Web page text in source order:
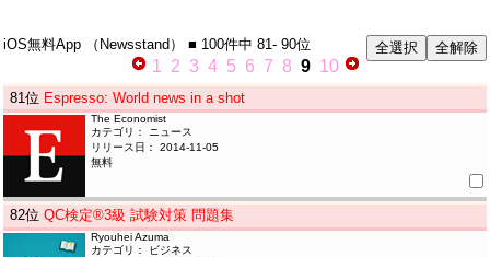
iOS無料App （Newsstand） ■ 100件中 81- 90位
1 2 3 4 5 6 7 8 9 10
81位 Espresso: World news in a shot
The Economist
カテゴリ： ニュース
リリース日： 2014-11-05
無料
82位QC検定®3級 試験対策 問題集
Ryouhei Azuma
カテゴリ： ビジネス